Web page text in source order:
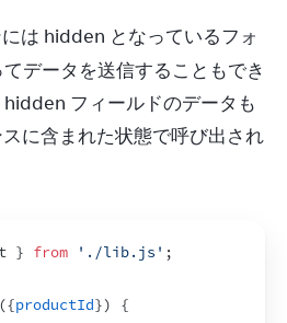
は hidden となっているフォ
データを送信することもでき
に含まれた状態で呼び出され
} from './lib.js' ;
({productId})
{